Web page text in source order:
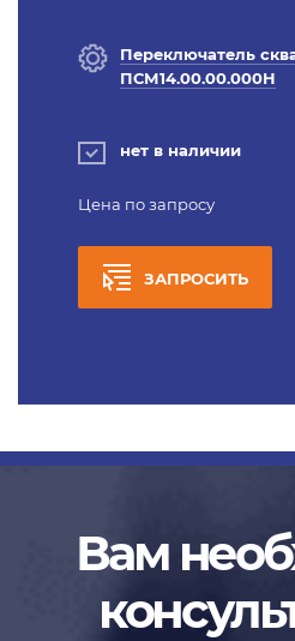
Переключатель
ПСМ14.00.00.000Н
нет в наличии
Цена по запросу
ЗАПРОСИТЬ
Вам